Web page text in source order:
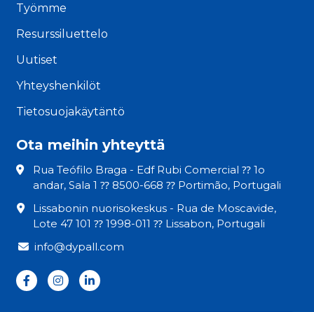
Työmme
Resurssiluettelo
Uutiset
Yhteyshenkilöt
Tietosuojakäytäntö
Ota meihin yhteyttä
Rua Teófilo Braga - Edf Rubi Comercial ⁇ 1o
andar, Sala 1 ⁇ 8500-668 ⁇ Portimão, Portugali
Lissabonin nuorisokeskus - Rua de Moscavide,
Lote 47 101 ⁇ 1998-011 ⁇ Lissabon, Portugali
info@dypall.com